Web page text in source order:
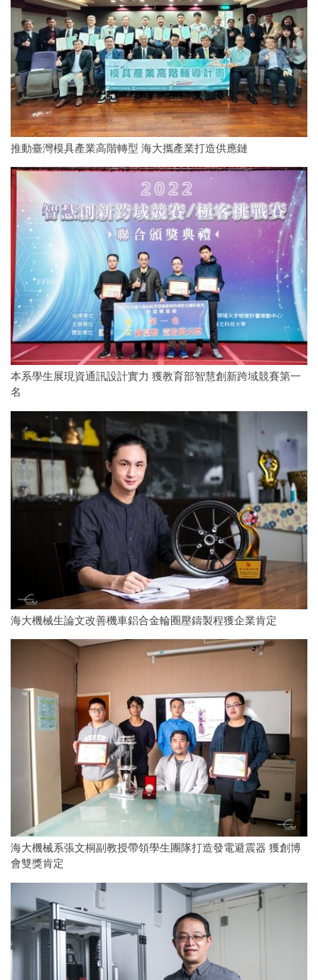
推動臺灣模具產業高階轉型 海大攜產業打造供應鏈
本系學生展現資通訊設計實力 獲教育部智慧創新跨域競賽第一
名
海大機械生論文改善機車鋁合金輪圈壓鑄製程獲企業肯定
海大機械系張文桐副教授帶領學生團隊打造發電避震器 獲創博
會雙獎肯定